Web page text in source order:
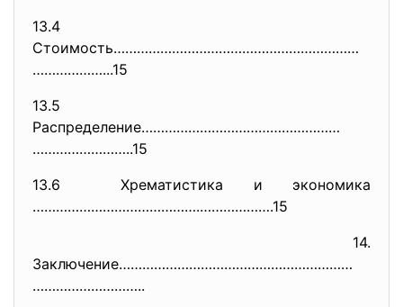
13.4
Стоимость………………………………………………………
………………...15
13.5
Распределение……………………………………………
……………………..15
13.6 Хрематистика и экономика
…………………………………….……………….15
14.
Заключение……………………………………………………
………………………..